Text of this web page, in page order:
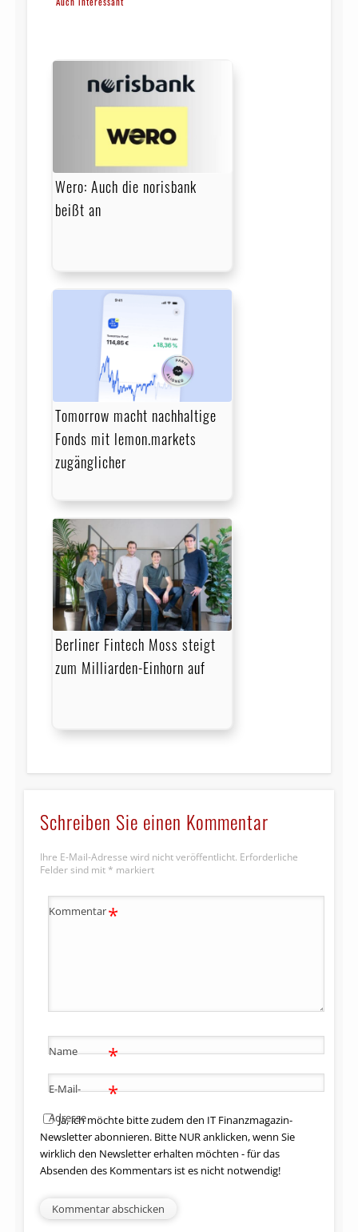
Wero: Auch die norisbank
beißt an
Tomorrow macht nachhaltige
Fonds mit lemon.markets
zugänglicher
Berliner Fintech Moss steigt
zum Milliarden-Einhorn auf
Schreiben Sie einen Kommentar
Ihre E-Mail-Adresse wird nicht veröffentlicht. Erforderliche
Felder sind mit * markiert
Kommentar*
Name *
E-Mail-
Adresse
*
Ja, ich möchte bitte zudem den IT Finanzmagazin-
Newsletter abonnieren. Bitte NUR anklicken, wenn Sie
wirklich den Newsletter erhalten möchten - für das
Absenden des Kommentars ist es nicht notwendig!